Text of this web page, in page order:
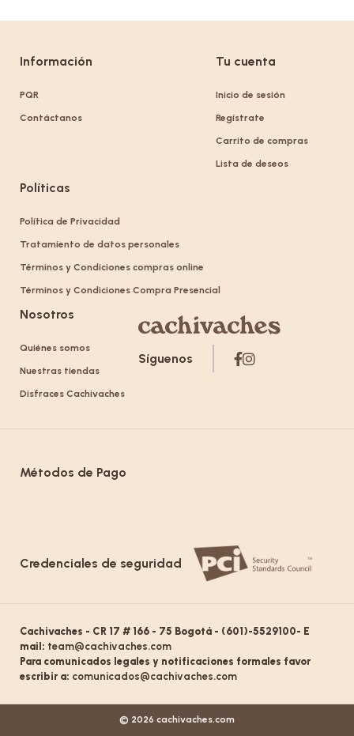
Información
PQR
Contáctanos
Tu cuenta
Inicio de sesión
Regístrate
Carrito de compras
Lista de deseos
Políticas
Política de Privacidad
Tratamiento de datos personales
Términos y Condiciones compras online
Términos y Condiciones Compra Presencial
Nosotros
Quiénes somos
Nuestras tiendas
Disfraces Cachivaches
Síguenos
Métodos de Pago
Credenciales de seguridad
Cachivaches - CR 17 # 166 - 75 Bogotá - (601)-5529100- E
mail: team@cachivaches.com
Para comunicados legales y notificaciones formales favor
escribir a: comunicados@cachivaches.com
© 2026 cachivaches.com